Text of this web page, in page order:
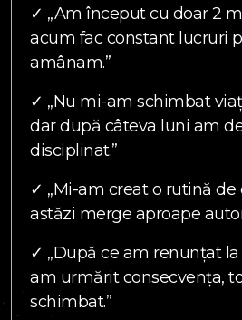
✓ „Am început cu doar 2
acum fac constant lucruri
amânam.”
✓ „Nu mi-am schimbat
dar după câteva luni am
disciplinat.”
✓ „Mi-am creat o rutină
astăzi merge aproape
✓ „După ce am renunțat
am urmărit consecvența,
schimbat.”